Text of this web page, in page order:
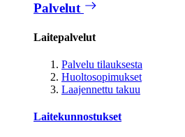
Palvelut
Laitepalvelut
Palvelu tilauksesta
Huoltosopimukset
Laajennettu takuu
Laitekunnostukset